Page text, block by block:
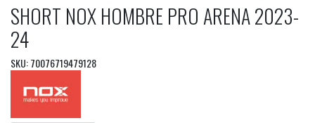
SHORT NOX HOMBRE PRO ARENA 2023-
24
SKU: 70076719479128